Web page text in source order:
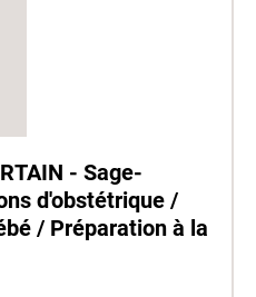
- Sage-
d'obstétrique /
/ Préparation à la